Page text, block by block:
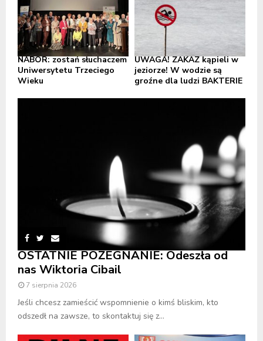
NABÓR: zostań słuchaczem
Uniwersytetu Trzeciego
Wieku
UWAGA! ZAKAZ kąpieli w
jeziorze! W wodzie są
groźne dla ludzi BAKTERIE
OSTATNIE POŻEGNANIE: Odeszła od
nas Wiktoria Cibail
7 sierpnia 2026
Jeśli chcesz zamieścić wspomnienie o kimś bliskim, kto
odszedł na zawsze, to skontaktuj się z...